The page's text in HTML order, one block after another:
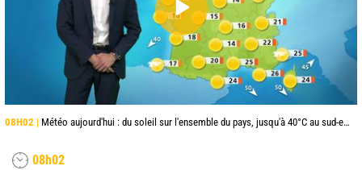
08H02 | Météo aujourd'hui : du soleil sur l'ensemble du pays, jusqu'à 40°C au sud-est
08h02